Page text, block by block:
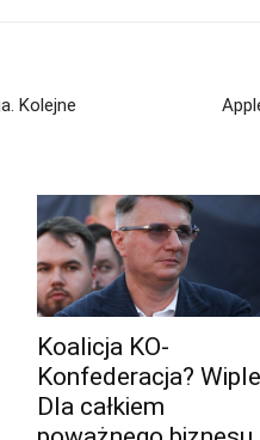
Kolejne
Koalicja KO-
Konfederacja?
Dla całkiem